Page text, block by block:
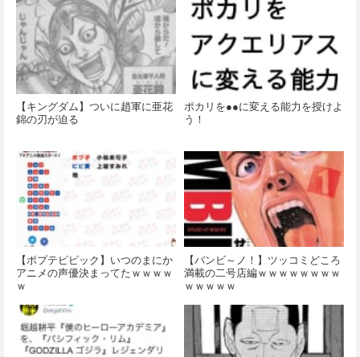
【キングダム】ついに趙軍に亜花
錦の刃が迫る
ポカリを●●に変える能力を授けよ
う！
【ポプテピピック】いつのまにか
アニメの声優決まってたｗｗｗｗ
ｗ
【バンビ～ノ！】ツッコミどころ
満載の二号店編ｗｗｗｗｗｗｗｗ
ｗｗｗｗｗ